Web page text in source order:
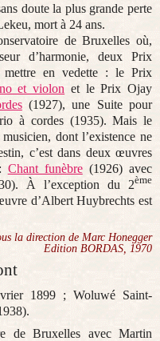
doute la plus grande perte
mort à 24 ans.
de Bruxelles où,
d’harmonie, deux Prix
en vedette : le Prix
et violon et le Prix Ojay
(1927), une Suite pour
à cordes (1935). Mais le
dont l’existence ne
c’est dans deux œuvres
Chant funèbre(1926) avec
À l’exception du 2ème
d’Albert Huybrechts est
la direction de Marc Honegger
Edition BORDAS, 1970
1899 ; Woluwé Saint-
de Bruxelles avec Martin